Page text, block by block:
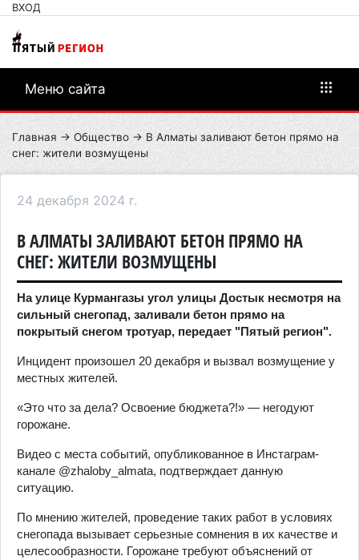
ВХОД
Меню сайта
Главная → Общество → В Алматы заливают бетон прямо на
снег: жители возмущены
24 декабря 2024 г.
В АЛМАТЫ ЗАЛИВАЮТ БЕТОН ПРЯМО НА
СНЕГ: ЖИТЕЛИ ВОЗМУЩЕНЫ
На улице Курмангазы угол улицы Достык несмотря на
сильный снегопад, заливали бетон прямо на
покрытый снегом тротуар, передает "Пятый регион".
Инцидент произошел 20 декабря и вызвал возмущение у
местных жителей.
«Это что за дела? Освоение бюджета?!» — негодуют
горожане.
Видео с места событий, опубликованное в Инстаграм-
канале @zhaloby_almata, подтверждает данную
ситуацию.
По мнению жителей, проведение таких работ в условиях
снегопада вызывает серьезные сомнения в их качестве и
целесообразности. Горожане требуют объяснений от